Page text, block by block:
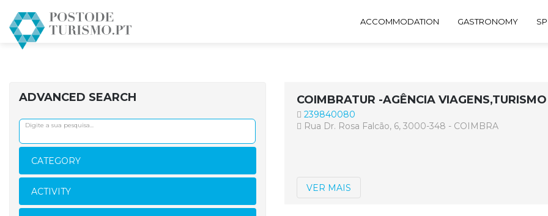
ACCOMMODATION GASTRONOMY
HOME AGENCIAS-DE-VIAGENS
ADVANCED SEARCH
CATEGORY
ACTIVITY
COIMBRATUR -AGÊNCIA
239840080
Rua Dr. Rosa Falcão, 6, 3000-348 - COIMBRA
VER MAIS